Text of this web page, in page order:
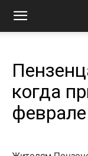
когда
феврале